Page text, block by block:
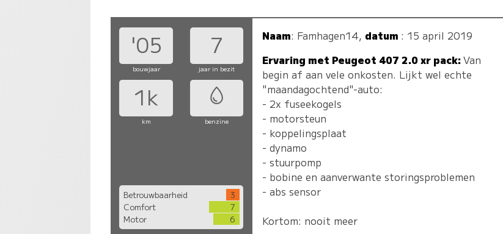
'05 7
bouwjaar jaar in bezit
1k
km benzine
Betrouwbaarheid
3
Comfort
7
Motor
6
Naam: Famhagen14, datum : 15 april 2019
Ervaring met Peugeot 407 2.0 xr pack:Van
begin af aan vele onkosten. Lijkt wel echte
"maandagochtend"-auto:
- 2x fuseekogels
- motorsteun
- koppelingsplaat
- dynamo
- stuurpomp
- bobine en aanverwante storingsproblemen
- abs sensor
Kortom: nooit meer